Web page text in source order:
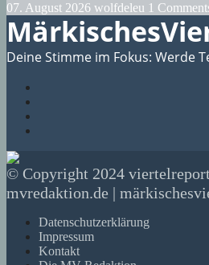
07. August 2026 wolfdeleu 1
Deine Stimme im Fokus: Werde
© Copyright 2024
mvredaktion.de |
Datenschutzerklärung
Impressum
Kontakt